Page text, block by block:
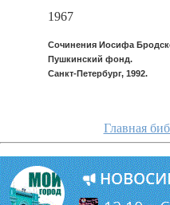
1967
Сочинения Иосифа
Пушкинский фонд.
Санкт-Петербург, 1992.
Главная